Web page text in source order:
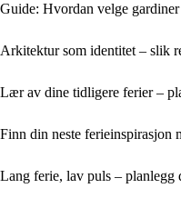
Guide: Hvordan velge
Arkitektur som identitet – slik
Lær av dine tidligere ferier –
Finn din neste ferieinspirasjon
Lang ferie, lav puls – planlegg